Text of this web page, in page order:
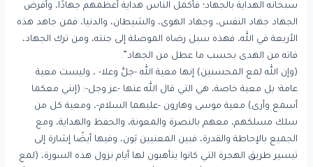
سبحانه الهداية بالجهاد؛ فأكمل الناس هدايةً أعظمهم جهادًا، وأفرض
الجهاد جهاد النفس، وجهاد الهوى، والشيطان، والدنيا، فمن جاهد هذه
الأربعة في الله، فهذه سبل رضاه الموصلة إلى جنته، ومن ترك الجهاد،
فاته من الهدى بحسب ما عطل من الجهاد”.
(وإن الله لمع المحسنين) إنها معية الله -جلَّ وعلا- ، وليست معية
عامة؛ بل معية خاصة، هي التي قال الله عنها -عز وجل-: (إنني معكما
أسمع وأرى) معية موسى وهارون -عليهما السلام-، ومعية كل من
سلك مسلكهم، معهم بالنصرة والمعونة، والحفظ والهداية، ومع
الجميع بالإحاطة والقدرة، فبين المعنيين بَون، وفيها أيضًا إشارة إلى
تيسير طريق الهجرة التي كانوا يتأهبون لها أيام نزول هذه السورة، (لمع